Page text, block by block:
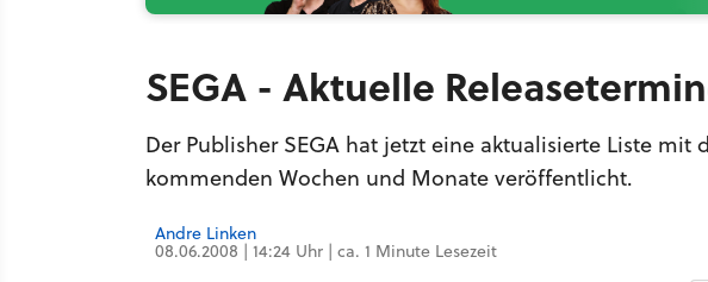
SEGA - Aktuelle
Der Publisher SEGA hat jetzt eine aktualisierte Liste
kommenden Wochen und Monate veröffentlicht.
Andre Linken
08.06.2008 | 14:24 Uhr | ca. 1 Minute Lesezeit